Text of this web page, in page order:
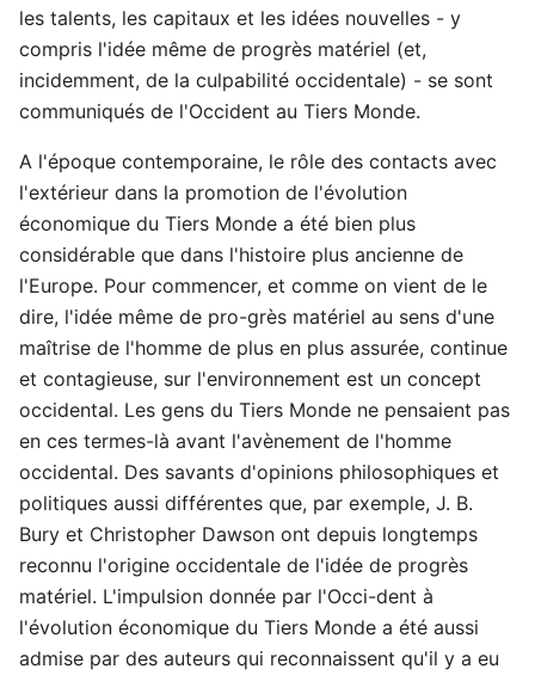
les talents, les capitaux et les idées nouvelles - y
compris l'idée même de progrès matériel (et,
incidemment, de la culpabilité occidentale) - se sont
communiqués de l'Occident au Tiers Monde.
A l'époque contemporaine, le rôle des contacts avec
l'extérieur dans la promotion de l'évolution
économique du Tiers Monde a été bien plus
considérable que dans l'histoire plus ancienne de
l'Europe. Pour commencer, et comme on vient de le
dire, l'idée même de pro-grès matériel au sens d'une
maîtrise de l'homme de plus en plus assurée, continue
et contagieuse, sur l'environnement est un concept
occidental. Les gens du Tiers Monde ne pensaient pas
en ces termes-là avant l'avènement de l'homme
occidental. Des savants d'opinions philosophiques et
politiques aussi différentes que, par exemple, J. B.
Bury et Christopher Dawson ont depuis longtemps
reconnu l'origine occidentale de l'idée de progrès
matériel. L'impulsion donnée par l'Occi-dent à
l'évolution économique du Tiers Monde a été aussi
admise par des auteurs qui reconnaissent qu'il y a eu